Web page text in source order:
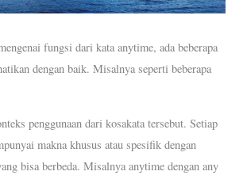
fungsi dari kata anytime, ada beberapa
dengan baik. Misalnya seperti beberapa
penggunaan dari kosakata tersebut. Setiap
makna khusus atau spesifik dengan
bisa berbeda. Misalnya anytime dengan any